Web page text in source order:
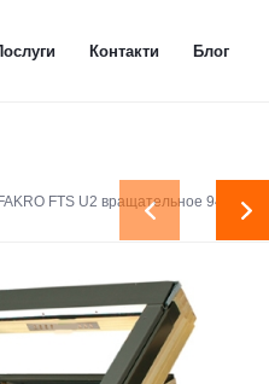
Контакти Блог
FTS U2 вращательное 94x140 см